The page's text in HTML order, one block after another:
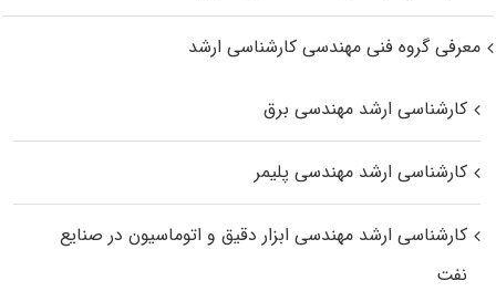
معرفی گروه فنی مهندسی کارشناسی ارشد
کارشناسی ارشد مهندسی برق
کارشناسی ارشد مهندسی پلیمر
کارشناسی ارشد مهندسی ابزار دقیق و اتوماسیون در صنایع
نفت